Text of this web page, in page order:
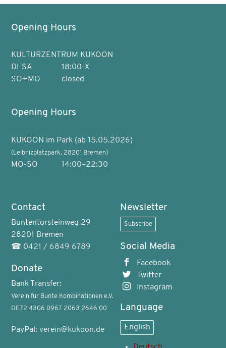
Opening Hours
KULTURZENTRUM KUKOON
DI-SA
18:00-X
SO+MO
closed
Opening Hours
KUKOON im Park (ab 15.05.2026)
(Leibnizplatzpark, 28201 Bremen)
MO-SO 14:00–22:30
Contact
Buntentorsteinweg 29
28201 Bremen
☎ 0421 / 6849 6789
Donate
Bank Transfer:
Verein für Bunte Kombinationen e.V.
DE72 4306 0967 2063 2646 00
PayPal:verein@kukoon.de
Newsletter
Subscribe
Social Media
Facebook
Twitter
Instagram
Language
English